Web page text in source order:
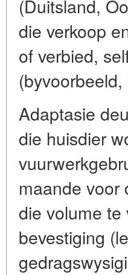
(Duitsland,
die verkoop
of verbied,
Adaptasie
die huisdier
maande voor
die volume
bevestiging